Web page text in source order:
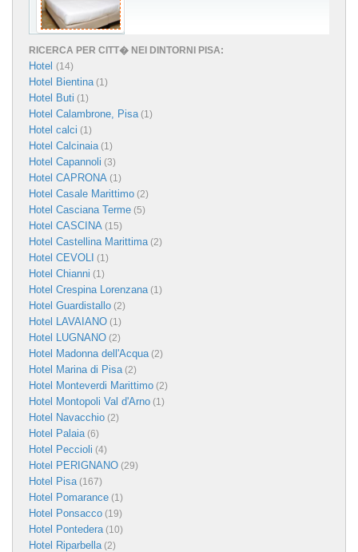
RICERCA PER CITT� NEI DINTORNI PISA:
Hotel (14)
Hotel Bientina(1)
Hotel Buti (1)
Hotel Calambrone, Pisa(1)
Hotel calci (1)
Hotel Calcinaia(1)
Hotel Capannoli (3)
Hotel CAPRONA (1)
Hotel Casale Marittimo (2)
Hotel Casciana Terme (5)
Hotel CASCINA (15)
Hotel Castellina Marittima(2)
Hotel CEVOLI (1)
Hotel Chianni (1)
Hotel Crespina Lorenzana(1)
Hotel Guardistallo (2)
Hotel LAVAIANO (1)
Hotel LUGNANO (2)
Hotel Madonna dell'Acqua(2)
Hotel Marina di Pisa(2)
Hotel Monteverdi Marittimo (2)
Hotel Montopoli Val d'Arno (1)
Hotel Navacchio (2)
Hotel Palaia(6)
Hotel Peccioli (4)
Hotel PERIGNANO (29)
Hotel Pisa(167)
Hotel Pomarance (1)
Hotel Ponsacco (19)
Hotel Pontedera(10)
Hotel Riparbella(2)